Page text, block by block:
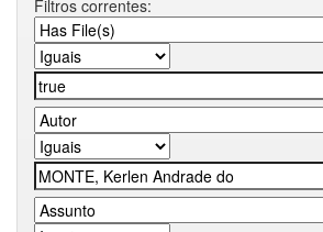
Filtros correntes: